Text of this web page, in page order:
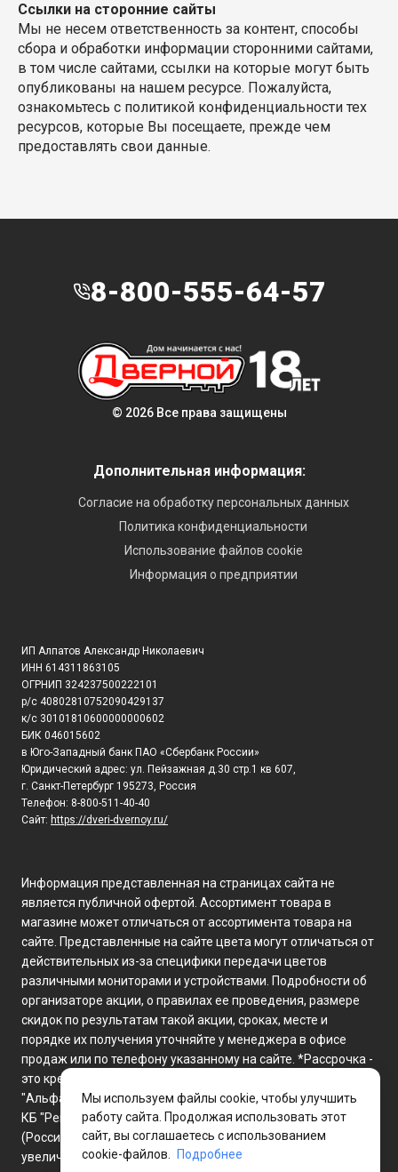
Ссылки на сторонние сайты
Мы не несем ответственность за контент, способы
сбора и обработки информации сторонними сайтами,
в том числе сайтами, ссылки на которые могут быть
опубликованы на нашем ресурсе. Пожалуйста,
ознакомьтесь с политикой конфиденциальности тех
ресурсов, которые Вы посещаете, прежде чем
предоставлять свои данные.
© 2026 Все права защищены
Дополнительная информация:
Согласие на обработку персональных данных
Политика конфиденциальности
Использование файлов cookie
Информация о предприятии
8-800-555-64-57
ИП Алпатов Александр Николаевич
ИНН 614311863105
ОГРНИП 324237500222101
р/с 40802810752090429137
к/с 30101810600000000602
БИК 046015602
в Юго-Западный банк ПАО «Сбербанк России»
Юридический адрес: ул. Пейзажная д.30 стр.1 кв 607,
г. Санкт-Петербург 195273, Россия
Телефон: 8-800-511-40-40
Сайт: https://dveri-dvernoy.ru/
Информация представленная на страницах сайта не
является публичной офертой. Ассортимент товара в
магазине может отличаться от ассортимента товара на
сайте. Представленные на сайте цвета могут отличаться от
действительных из-за специфики передачи цветов
различными мониторами и устройствами. Подробности об
организаторе акции, о правилах ее проведения, размере
скидок по результатам такой акции, сроках, месте и
порядке их получения уточняйте у менеджера в офисе
продаж или по телефону указанному на сайте. *Рассрочка -
это кредит предоставляемый банками ПАО Сбербанк, АО
"Альфа-Банк", КБ "Локо-Банк", АО "Банк Русский Стандарт",
КБ "Ренессанс Кредит" (ООО), АО "Кредит Европа Банк
(Россия)", ПАО "Совкомбанк", АО "Отп Банк" с возможным
увеличением платежа в связи с оформлением
Мы используем файлы cookie, чтобы улучшить
работу сайта. Продолжая использовать этот
сайт, вы соглашаетесь с использованием
cookie-файлов.
Подробнее